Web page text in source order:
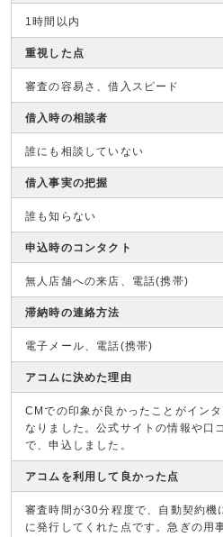
1時間以内
重視した点
審査の容易さ、借入スピード
借入時の相談者
誰にも相談していない
借入事実の把握
誰も知らない
申込時のコンタクト
無人店舗への来店、電話(携帯)
滞納時の連絡方法
電子メール、電話(携帯)
アコムに決めた理由
CMでの印象が良かったことがイン
なりました。公式サイトの情報や口
で、申込しました。
アコムを利用して良かった点
審査時間が30分程度で、自動契約機
に発行してくれた点です。急ぎの用